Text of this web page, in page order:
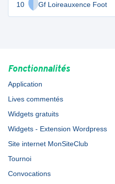
10
Gf Loireauxence Foot
1 9
Fonctionnalités
Application
Lives commentés
Widgets gratuits
Widgets - Extension Wordpress
Site internet MonSiteClub
Tournoi
Convocations